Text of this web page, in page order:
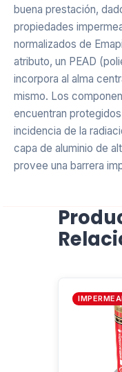
buena prestación,
propiedades
normalizados de
atributo, un PEAD
incorpora al alma
mismo. Los
encuentran
incidencia de la
capa de aluminio de
provee una barrera
Los soportes base
cuerpos extraños o
aceites, grasas,
materiales que
membrana y afectar